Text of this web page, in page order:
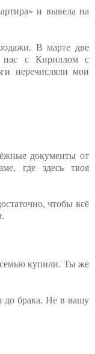
и вывела на
В марте две
нас с Кириллом с
перечисляли мои
документы от
где здесь твоя
чтобы всё
купили. Ты же
до брака. Не в вашу